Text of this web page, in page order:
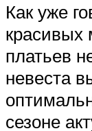
Как уже
платьев
невеста
сезоне